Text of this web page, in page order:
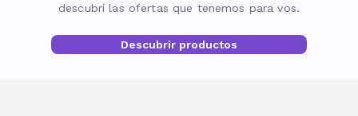
descubrí las ofertas que tenemos para vos.
Descubrir productos